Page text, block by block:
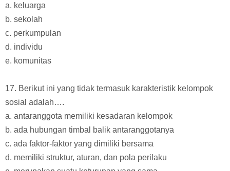
a. keluarga
b. sekolah
c. perkumpulan
d. individu
e. komunitas
17. Berikut ini yang tidak termasuk karakteristik kelompok
sosial adalah….
a. antaranggota memiliki kesadaran kelompok
b. ada hubungan timbal balik antaranggotanya
c. ada faktor-faktor yang dimiliki bersama
d. memiliki struktur, aturan, dan pola perilaku